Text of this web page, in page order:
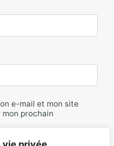
e-mail et mon site
prochain